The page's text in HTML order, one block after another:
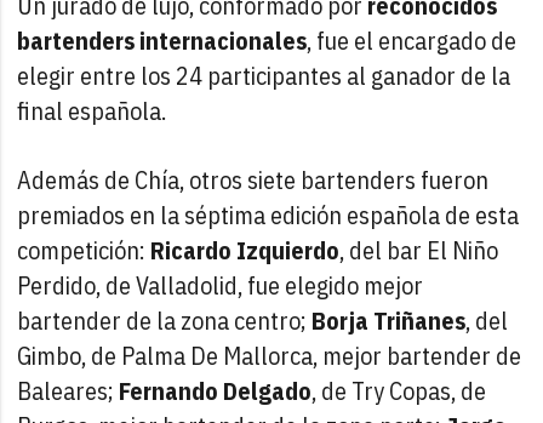
bartenders internacionales, fue el encargado de
elegir entre los 24 participantes al ganador de la
final española.
Además de Chía, otros siete bartenders fueron
premiados en la séptima edición española de esta
competición: Ricardo Izquierdo, del bar El Niño
Perdido, de Valladolid, fue elegido mejor
bartender de la zona centro; Borja Triñanes, del
Gimbo, de Palma De Mallorca, mejor bartender de
Baleares; Fernando Delgado, de Try Copas, de